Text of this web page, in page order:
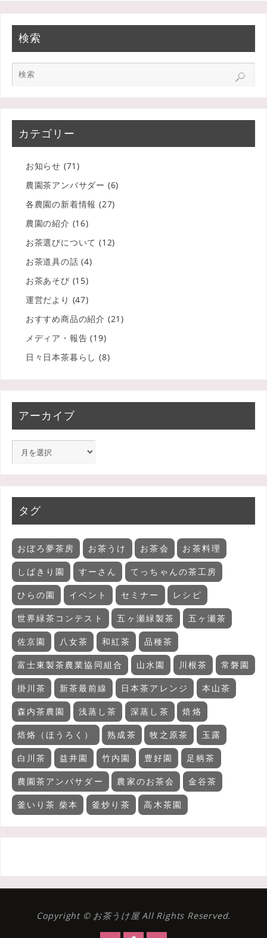
検索
カテゴリー
お知らせ (71)
農園茶アンバサダー (6)
各農園の新着情報 (27)
農園の紹介 (16)
お茶選びについて (12)
お茶道具の話 (4)
お茶あそび (15)
運営だより (47)
おすすめ商品の紹介 (21)
メディア・報告 (19)
日々日本茶暮らし (8)
アーカイブ
タグ
おぼろ夢茶房 お茶うけ お茶会 お茶料理
しばきり園 すーさん てっちゃんの茶工房
ひらの園 イベント セミナー レシピ
世界緑茶コンテスト 五ヶ瀬緑製茶 五ヶ瀬茶
佐京園 八女茶 和紅茶 品種茶
富士東製茶農業協同組合 山水園 川根茶 常磐園
掛川茶 新茶最前線 日本茶アレンジ 本山茶
森内茶農園 浅蒸し茶 深蒸し茶 焙烙
焙烙（ほうろく） 熟成茶 牧之原茶 玉露
白川茶 益井園 竹内園 豊好園 足柄茶
農園茶アンバサダー 農家のお茶会 金谷茶
釜いり茶 柴本 釜炒り茶 高木茶園
Copyright © お茶うけ屋 All Rights Reserved.